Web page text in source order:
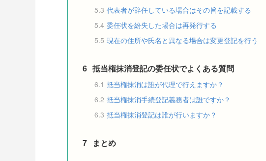
5.3 代表者が辞任している場合はその旨を記載する
5.4 委任状を紛失した場合は再発行する
5.5 現在の住所や氏名と異なる場合は変更登記を行う
6 抵当権抹消登記の委任状でよくある質問
6.1 抵当権抹消は誰が代理で行えますか？
6.2 抵当権抹消手続登記義務者は誰ですか？
6.3 抵当権抹消登記は誰が行いますか？
7 まとめ